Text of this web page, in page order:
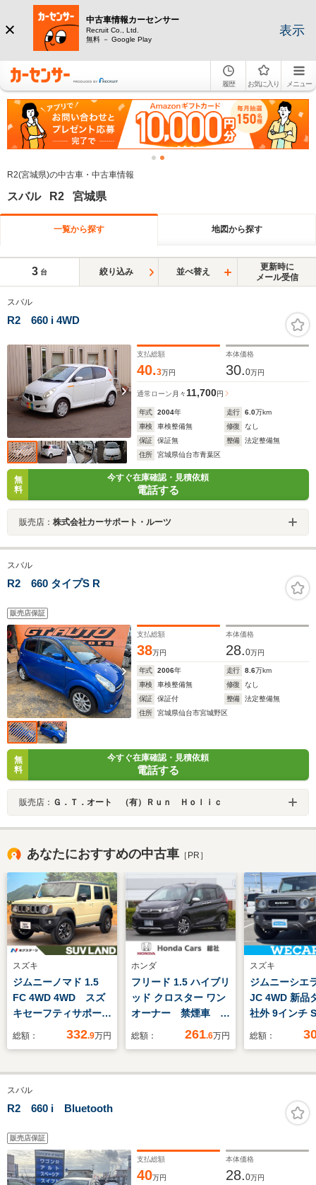
中古車情報カーセンサー
Recruit Co., Ltd.
無料 － Google Play
表示
履歴 お気に入り メニュー
R2(宮城県)の中古車・中古車情報
スバル R2 宮城県
一覧から探す 地図から探す
3 台 絞り込み 並べ替え
更新時に
メール受信
スバル
R2 660 i 4WD
支払総額
40.3万円
本体価格
30.0万円
通常ローン 月々11,700円
年式 2004年 走行 6.0万km
車検
車検整備無 修復
なし
保証
保証無 整備
法定整備無
住所
宮城県仙台市青葉区
無
料
今すぐ在庫確認・見積依頼
電話する
販売店： 株式会社カーサポート・ルーツ
スバル
R2 660 タイプS R
販売店保証
支払総額
38万円
本体価格
28.0万円
年式 2006年 走行 8.6万km
車検
車検整備無 修復
なし
保証
保証付 整備
法定整備無
住所
宮城県仙台市宮城野区
無
料
今すぐ在庫確認・見積依頼
電話する
販売店： Ｇ．Ｔ．オート （有）Ｒｕｎ Ｈｏｌｉｃ
あなたにおすすめの中古車 ［PR］
スズキ
ジムニーノマド 1.5
FC 4WD 4WD スズ
キセーフティサポー
ト レーダークルー
15インチアルミ 車
線逸脱警報 オートラ
イト オートエアコン
総額： 332.9万円
ホンダ
フリード 1.5 ハイブリ
ッド クロスター ワン
オーナー 禁煙車 9
インチプレミアムイン
ートヒーター ETC
TV
総額： 261.6万円
スズキ
ジムニーシエ
JC 4WD 新品
社外 9インチ
衝突安全装置/
ドランプ
続/ETC/EBD
滑り防止装置
総額：
スバル
R2 660 i Bluetooth
販売店保証
支払総額
40万円
本体価格
28.0万円